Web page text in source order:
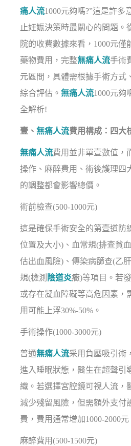
痛人流1000元夠嗎?”這是許多
止妊娠決策時最關心的問題。
院的收費數據來看，1000元僅
藥物費用，完整無痛人流手術
元區間，具體需根據手術方式
綜合評估。無痛人流1000元夠
全解析!
壹、無痛人流費用構成：四大
無痛人流費用並非單壹數值，
操作、麻醉費用、術後護理四
的調整都會影響總價。
術前檢查(500-1000元)
這是確保手術安全的第壹道防
位置及大小)、血常規(排查貧
估出血風險)、傳染病篩查(乙
規(檢測 陰道炎癥)等項目。若
或存在凝血障礙等高危因素，
用可能上浮30%-50%。
手術操作(1000-3000元)
普通無痛人流采用負壓吸引術
進入睡眠狀態，醫生在超聲引
織。若選擇宮腔鏡可視人流，
減少殘留風險，但需額外支付
費，費用通常增加1000-2000元
麻醉費用(500-1500元)